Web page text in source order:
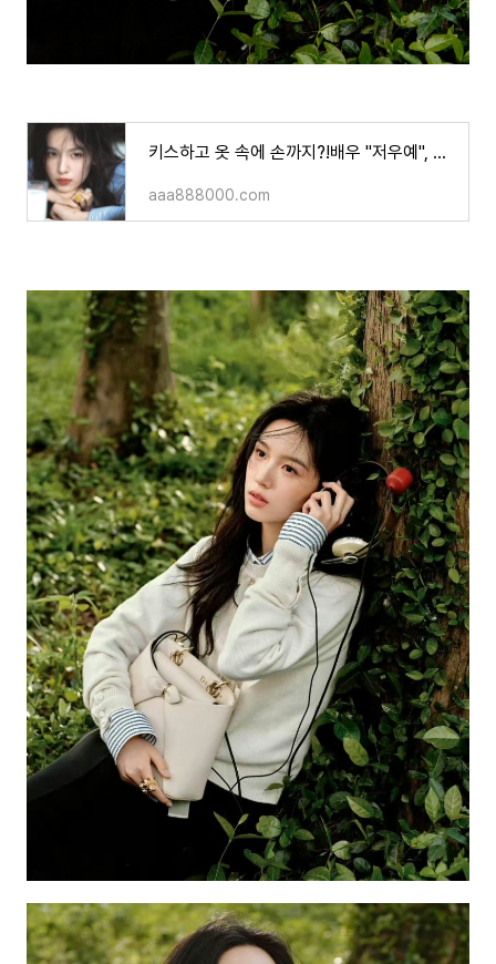
키스하고 옷 속에 손까지?!배우 "저우예", 5년 내 가장 파격적인 열애 현장 포착!
aaa888000.com